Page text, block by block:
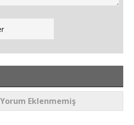
Eklenmemiş